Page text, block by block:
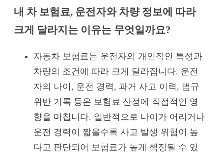
내 차 보험료, 운전자와 차량 정보에 따라
크게 달라지는 이유는 무엇일까요?
자동차 보험료는 운전자의 개인적인 특성과
차량의 조건에 따라 크게 달라집니다. 운전
자의 나이, 운전 경력, 과거 사고 이력, 법규
위반 기록 등은 보험료 산정에 직접적인 영
향을 미칩니다. 일반적으로 나이가 어리거나
운전 경력이 짧을수록 사고 발생 위험이 높
다고 판단되어 보험료가 높게 책정될 수 있